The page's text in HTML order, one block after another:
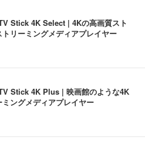
Stick 4K Select | 4Kの高画質スト
トリーミングメディアプレイヤー
Stick 4K Plus | 映画館のような4K
ングメディアプレイヤー